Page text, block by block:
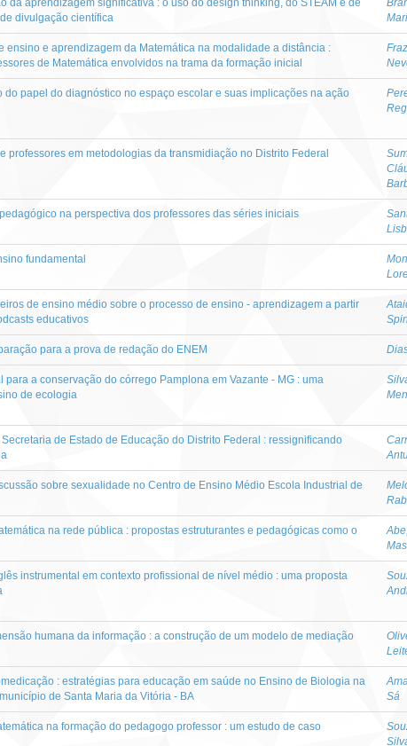
divulgação científica
ensino e aprendizagem da Matemática na modalidade a distância :
de Matemática envolvidos na trama da formação inicial
do papel do diagnóstico no espaço escolar e suas implicações na ação
professores em metodologias da transmidiação no Distrito Federal
na perspectiva dos professores das séries iniciais
fundamental
de ensino médio sobre o processo de ensino - aprendizagem a partir
educativos
para a prova de redação do ENEM
a conservação do córrego Pamplona em Vazante - MG : uma
de ecologia
de Estado de Educação do Distrito Federal : ressignificando
sobre sexualidade no Centro de Ensino Médio Escola Industrial de
na rede pública : propostas estruturantes e pedagógicas como o
instrumental em contexto profissional de nível médio : uma proposta
humana da informação : a construção de um modelo de mediação
: estratégias para educação em saúde no Ensino de Biologia na
de Santa Maria da Vitória - BA
Sá
na formação do pedagogo professor : um estudo de caso